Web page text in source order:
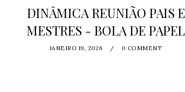
DINÂMICA REUNIÃO PAIS E
MESTRES - BOLA DE PAPEL
JANEIRO 19, 2026 / 0 COMMENT